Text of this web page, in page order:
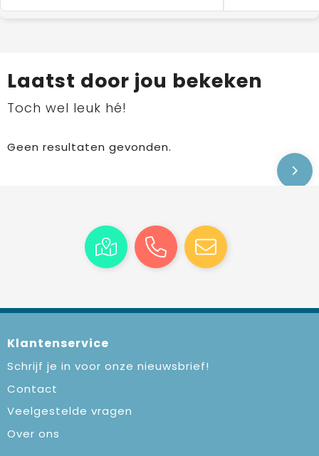
Laatst door jou bekeken
Toch wel leuk hé!
Geen resultaten gevonden.
Klantenservice
Schrijf je in voor onze nieuwsbrief!
Contact
Veelgestelde vragen
Over ons